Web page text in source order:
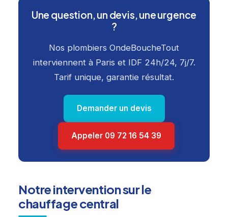
Une question, un devis, une urgence
?
Nos plombiers OndeBoucheTout
interviennent à Paris et IDF 24h/24, 7j/7.
Tarif unique, garantie résultat.
Demander un devis
Appeler 09 72 16 54 39
Notre intervention sur le
chauffage central